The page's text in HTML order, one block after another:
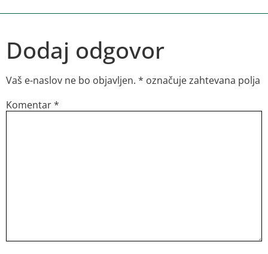
Dodaj odgovor
Vaš e-naslov ne bo objavljen. * označuje zahtevana polja
Komentar*